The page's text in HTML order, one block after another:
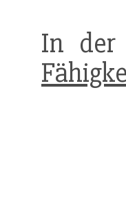
In der